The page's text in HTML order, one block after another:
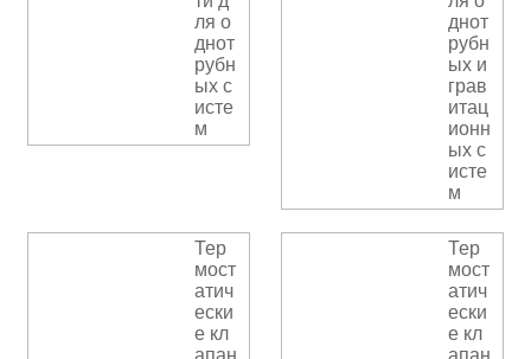
ля о
днот
рубн
ых с
исте
м
днот
рубн
ых и
грав
итац
ионн
ых с
исте
м
Тер
мост
атич
ески
е кл
апан
Тер
мост
атич
ески
е кл
апан